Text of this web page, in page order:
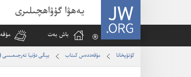
JW.ORG يەھۋا گۇۋاھچىلىرى
باش بە‌ت
كۇ‌تۇ‌پخانا مۇ‌قە‌ددە‌س كىتاب يېڭى دۇنيا تەرجىمىسى (2013-